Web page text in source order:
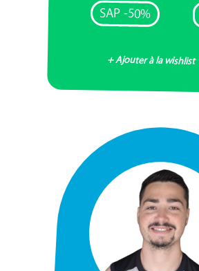
SAP -50%
+ Ajouter à la wishlist